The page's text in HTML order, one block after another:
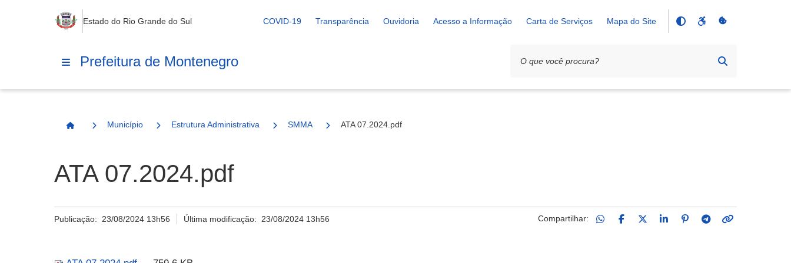
Estado do Rio Grande do Sul COVID-19 Transparência Ouvidoria Acesso a Informação Carta de Serviços Mapa do Site
Prefeitura de Montenegro
Página Inicial
Município Estrutura Administrativa SMMA ATA 07.2024.pdf
ATA 07.2024.pdf
Publicação: 23/08/2024 13h56 Última modificação: 23/08/2024 13h56 Compartilhar: